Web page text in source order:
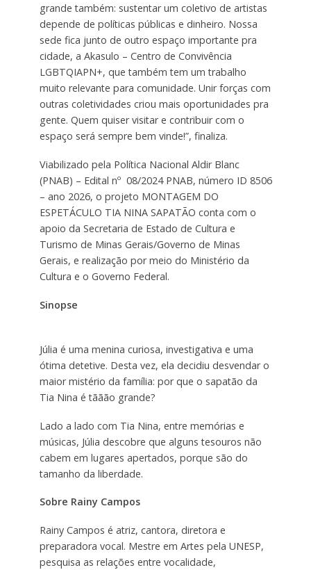
grande também: sustentar um coletivo de artistas
depende de políticas públicas e dinheiro. Nossa
sede fica junto de outro espaço importante pra
cidade, a Akasulo – Centro de Convivência
LGBTQIAPN+, que também tem um trabalho
muito relevante para comunidade. Unir forças com
outras coletividades criou mais oportunidades pra
gente. Quem quiser visitar e contribuir com o
espaço será sempre bem vinde!”, finaliza.
Viabilizado pela Política Nacional Aldir Blanc
(PNAB) – Edital nº 08/2024 PNAB, número ID 8506
– ano 2026, o projeto MONTAGEM DO
ESPETÁCULO TIA NINA SAPATÃO conta com o
apoio da Secretaria de Estado de Cultura e
Turismo de Minas Gerais/Governo de Minas
Gerais, e realização por meio do Ministério da
Cultura e o Governo Federal.
Sinopse
Júlia é uma menina curiosa, investigativa e uma
ótima detetive. Desta vez, ela decidiu desvendar o
maior mistério da família: por que o sapatão da
Tia Nina é tããão grande?
Lado a lado com Tia Nina, entre memórias e
músicas, Júlia descobre que alguns tesouros não
cabem em lugares apertados, porque são do
tamanho da liberdade.
Sobre Rainy Campos
Rainy Campos é atriz, cantora, diretora e
preparadora vocal. Mestre em Artes pela UNESP,
pesquisa as relações entre vocalidade,